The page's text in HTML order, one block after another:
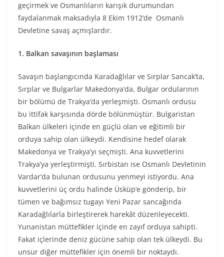
geçirmek ve Osmanlıların karışık durumundan
faydalanmak maksadıyla 8 Ekim 1912’de Osmanlı
Devletine savaş açmışlardır.
1. Balkan savaşının başlaması
Savaşın başlangıcında Karadağlılar ve Sırplar Sancak’ta,
Sırplar ve Bulgarlar Makedonya’da, Bulgar ordularının
bir bölümü de Trakya’da yerleşmişti. Osmanlı ordusu
bu ittifak karşısında dörde bölünmüştür. Bulgaristan
Balkan ülkeleri içinde en güçlü olan ve eğitimli bir
orduya sahip olan ülkeydi. Kendisine hedef olarak
Makedonya ve Trakya’yı seçmişti. Ana kuvvetlerini
Trakya’ya yerleştirmişti. Sırbistan ise Osmanlı Devletinin
Vardar’da bulunan ordusunu yenmeyi istiyordu. Ana
kuvvetlerini üç ordu halinde Üsküp’e gönderip, bir
tümen ve bağımsız tugayı Yeni Pazar sancağında
Karadağlılarla birleştirerek harekât düzenleyecekti.
Yunanistan müttefikler içinde en zayıf orduya sahipti.
Fakat içlerinde deniz gücüne sahip olan tek ülkeydi. Bu
unsur diğer müttefikler için önemli bir noktaydı.